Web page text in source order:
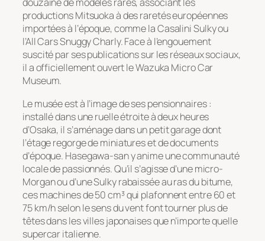
productions Mitsuoka à des raretés européennes
importées à l’époque, comme la Casalini Sulky ou
l’All Cars Snuggy Charly. Face à l’engouement
suscité par ses publications sur les réseaux sociaux,
il a officiellement ouvert le Wazuka Micro Car
Museum.
Le musée est à l’image de ses pensionnaires :
installé dans une ruelle étroite à deux heures
d’Osaka, il s’aménage dans un petit garage dont
l’étage regorge de miniatures et de documents
d’époque. Hasegawa-san y anime une communauté
locale de passionnés. Qu’il s’agisse d’une micro-
Morgan ou d’une Sulky rabaissée au ras du bitume,
ces machines de 50 cm³ qui plafonnent entre 60 et
75 km/h selon le sens du vent font tourner plus de
têtes dans les villes japonaises que n’importe quelle
supercar italienne.